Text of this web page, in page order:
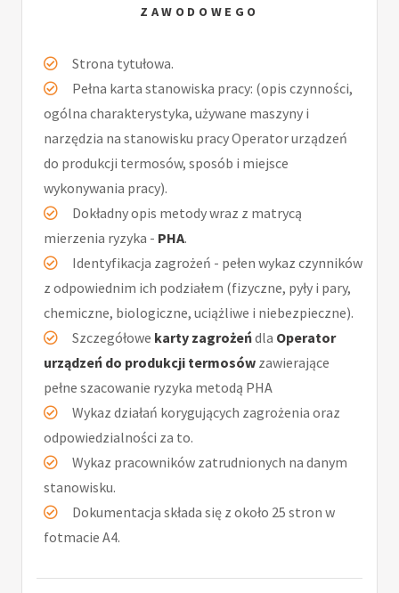
ZAWODOWEGO
Strona tytułowa.
Pełna karta stanowiska pracy: (opis czynności,
ogólna charakterystyka, używane maszyny i
narzędzia na stanowisku pracy Operator urządzeń
do produkcji termosów, sposób i miejsce
wykonywania pracy).
Dokładny opis metody wraz z matrycą
mierzenia ryzyka - PHA.
Identyfikacja zagrożeń - pełen wykaz czynników
z odpowiednim ich podziałem (fizyczne, pyły i pary,
chemiczne, biologiczne, uciążliwe i niebezpieczne).
Szczegółowe karty zagrożeńdla Operator
urządzeń do produkcji termosów zawierające
pełne szacowanie ryzyka metodą PHA
Wykaz działań korygujących zagrożenia oraz
odpowiedzialności za to.
Wykaz pracowników zatrudnionych na danym
stanowisku.
Dokumentacja składa się z około 25 stron w
fotmacie A4.